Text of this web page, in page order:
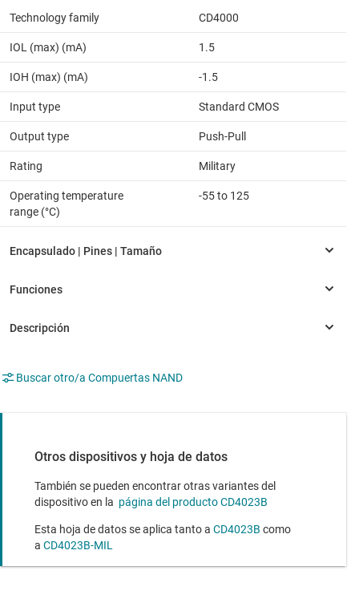
Technology family CD4000
IOL (max) (mA) 1.5
IOH (max) (mA) -1.5
Input type Standard CMOS
Output type Push-Pull
Rating Military
Operating temperature
range (°C)
-55 to 125
Buscar otro/a Compuertas NAND
Otros dispositivos y hoja de datos
También se pueden encontrar otras variantes del
dispositivo en la página del producto CD4023B
Esta hoja de datos se aplica tanto a CD4023B como
a CD4023B-MIL